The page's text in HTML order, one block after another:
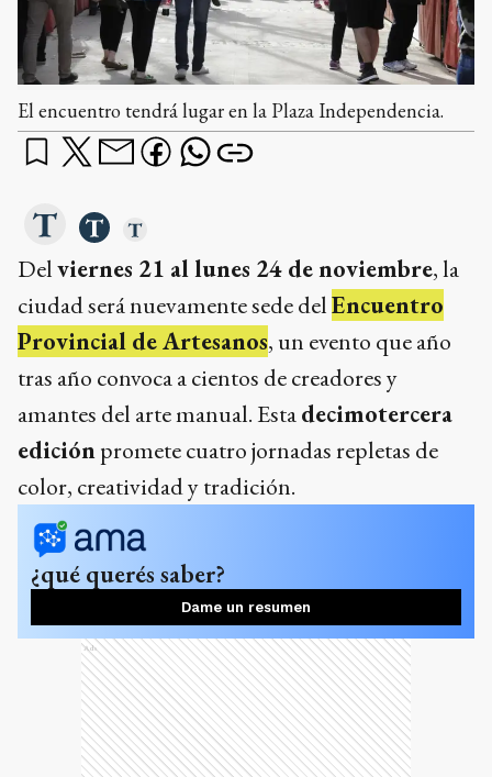
El encuentro tendrá lugar en la Plaza Independencia.
Delviernes 21 al lunes 24 de noviembre, la
ciudad será nuevamente sede delEncuentro
Provincial de Artesanos, un evento que año
tras año convoca a cientos de creadores y
amantes del arte manual. Estadecimotercera
ediciónpromete cuatro jornadas repletas de
color, creatividad y tradición.
¿qué querés saber?
Dame un resumen
Ads